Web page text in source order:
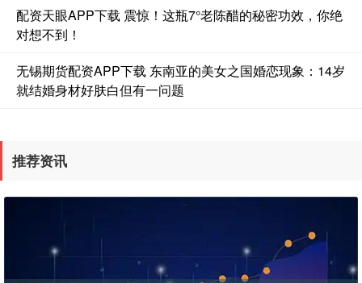
配资天眼APP下载 震惊！这瓶7°老陈醋的秘密功效，你绝
对想不到！
无锡期货配资APP下载 东南亚的美女之国婚恋现象：14岁
就结婚身材好肤白但有一问题
推荐资讯